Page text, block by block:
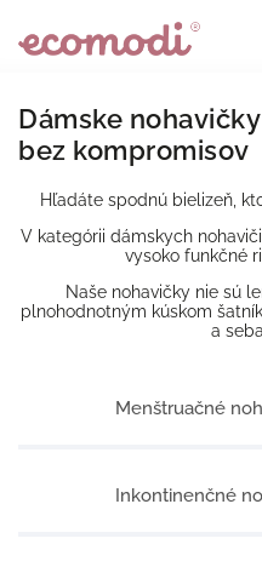
Dámske
bez kompromisov
Hľadáte spodnú bielizeň,
V kategórii dámskych
vysoko funkčné
Naše nohavičky nie sú
plnohodnotným kúskom
a
Menštruačné
Inkontinenčné